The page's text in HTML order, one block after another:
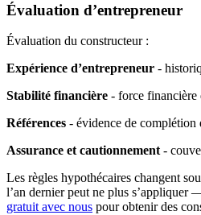
Évaluation d’entrepreneur
Évaluation du constructeur :
Expérience d’entrepreneur -
Stabilité financière - force financière
Références - évidence de complétion
Assurance et cautionnement -
Les règles hypothécaires changent
l’an dernier peut ne plus s’appliquer
gratuit avec nous pour obtenir des